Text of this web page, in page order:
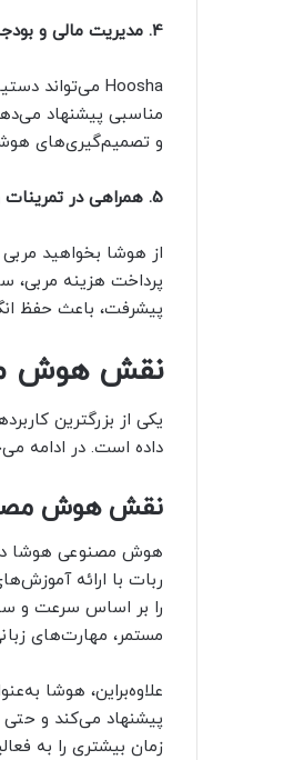
4. مدیریت مالی و بودجه‌بندی
مناسبی پیشنهاد
و تصمیم‌گیری‌های
5. همراهی در تمرینات ورزشی و سلامتی
از هوشا بخواهید
پرداخت هزینه مربی،
پیشرفت، باعث حفظ
نقش هوش
یکی از بزرگترین
داده است. در ادامه
نقش هوش
هوش مصنوعی هوشا در
ربات با ارائه
را بر اساس سرعت و
مستمر، مهارت‌های
علاوه‌براین، هوشا
پیشنهاد می‌کند و حتی
زمان بیشتری را به